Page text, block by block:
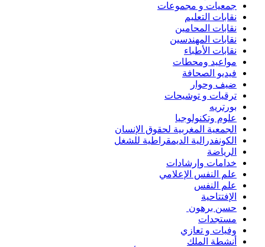
جمعيات و مجموعات
نقابات التعليم
نقابات المحامين
نقابات المهندسين
نقابات الأطباء
مواعيد ومحطات
فيديو الصحافة
ضيف وحوار
ترقيات و توشيحات
بورتريه
علوم وتكنولوجيا
الجمعية المغربية لحقوق الإنسان
الكونفدرالية الديمقراطية للشغل
الرياضة
خدامات وإرشادات
علم النفس الإعلامي
علم النفس
الإفتتاحية
حسن برهون
مستجدات
وفيات و تعازي
أنشطة الملك